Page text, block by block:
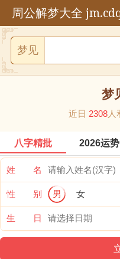
周公解梦大全
梦见
梦
近日 2308人
八字精批 2026运势
姓 名
性 别 男 女
生 日